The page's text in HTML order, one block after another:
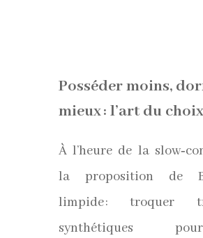
Posséder moins,
mieux : l’art du
À l’heure de la
la proposition de
limpide : troquer
synthétiques